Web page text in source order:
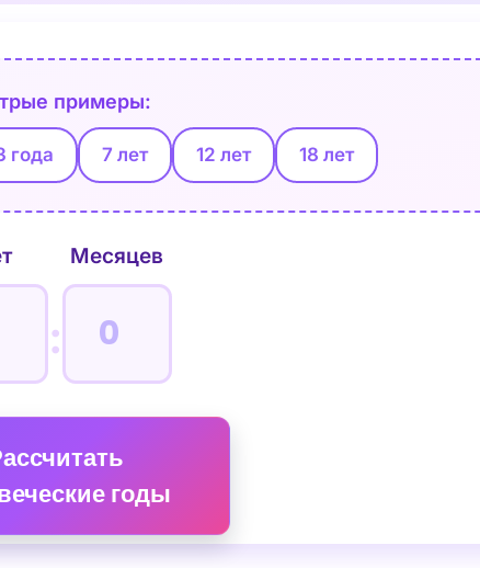
примеры:
года 7 лет 12 лет 18 лет
:
Месяцев
годы